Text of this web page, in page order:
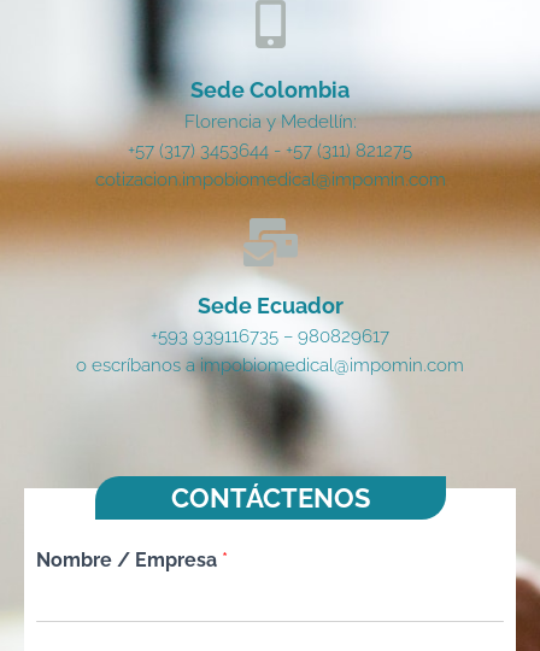
Sede Colombia
Florencia y Medellín:
+57 (317) 3453644 - +57 (311) 821275
cotizacion.impobiomedical@impomin.com
Sede Ecuador
+593 939116735 – 980829617
o escríbanos a impobiomedical@impomin.com
CONTÁCTENOS
Nombre / Empresa *